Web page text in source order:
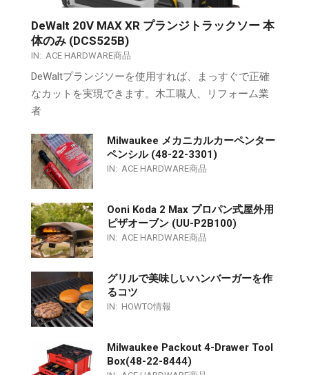
DeWalt 20V MAX XR プランジトラックソー 本
体のみ (DCS525B)
IN: ACE HARDWARE商品
DeWaltプランジソーを使用すれば、まっすぐで正確
なカットを実現できます。木工職人、リフォーム業
者
Milwaukee メカニカルカーペンター
ペンシル (48-22-3301)
IN: ACE HARDWARE商品
Ooni Koda 2 Max プロパン式屋外用
ピザオーブン (UU-P2B100)
IN: ACE HARDWARE商品
グリルで美味しいハンバーガーを作
るコツ
IN: HOWTO情報
Milwaukee Packout 4-Drawer Tool
Box(48-22-8444)